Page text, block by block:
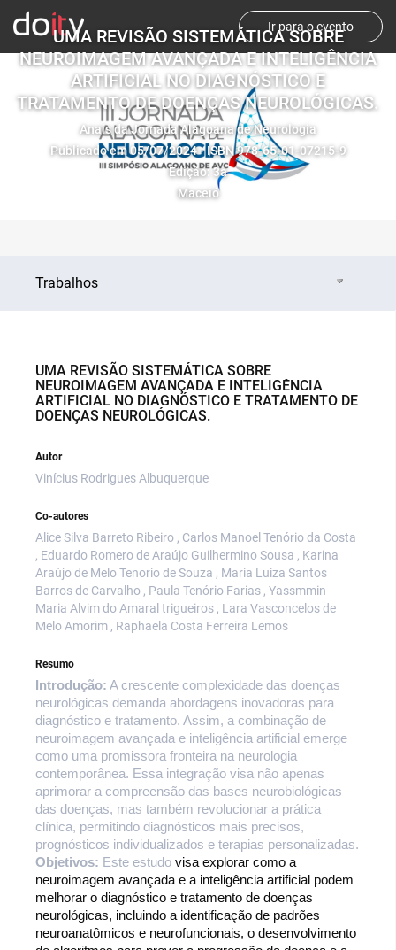
Ir para o evento
UMA REVISÃO SISTEMÁTICA SOBRE
NEUROIMAGEM AVANÇADA E INTELIGÊNCIA
ARTIFICIAL NO DIAGNÓSTICO E
TRATAMENTO DE DOENÇAS NEUROLÓGICAS.
Anais da Jornada Alagoana de Neurologia
Publicado em 05/07/2024 - ISBN 978-65-01-07215-9
Edição: 3a
Maceió
Trabalhos
UMA REVISÃO SISTEMÁTICA SOBRE
NEUROIMAGEM AVANÇADA E INTELIGÊNCIA
ARTIFICIAL NO DIAGNÓSTICO E TRATAMENTO DE
DOENÇAS NEUROLÓGICAS.
Autor
Vinícius Rodrigues Albuquerque
Co-autores
Alice Silva Barreto Ribeiro , Carlos Manoel Tenório da Costa
, Eduardo Romero de Araújo Guilhermino Sousa , Karina
Araújo de Melo Tenorio de Souza , Maria Luiza Santos
Barros de Carvalho , Paula Tenório Farias , Yassmmin
Maria Alvim do Amaral trigueiros , Lara Vasconcelos de
Melo Amorim , Raphaela Costa Ferreira Lemos
Resumo
Introdução: A crescente complexidade das doenças
neurológicas demanda abordagens inovadoras para
diagnóstico e tratamento. Assim, a combinação de
neuroimagem avançada e inteligência artificial emerge
como uma promissora fronteira na neurologia
contemporânea. Essa integração visa não apenas
aprimorar a compreensão das bases neurobiológicas
das doenças, mas também revolucionar a prática
clínica, permitindo diagnósticos mais precisos,
prognósticos individualizados e terapias personalizadas.
Objetivos: Este estudo visa explorar como a
neuroimagem avançada e a inteligência artificial podem
melhorar o diagnóstico e tratamento de doenças
neurológicas, incluindo a identificação de padrões
neuroanatômicos e neurofuncionais, o desenvolvimento